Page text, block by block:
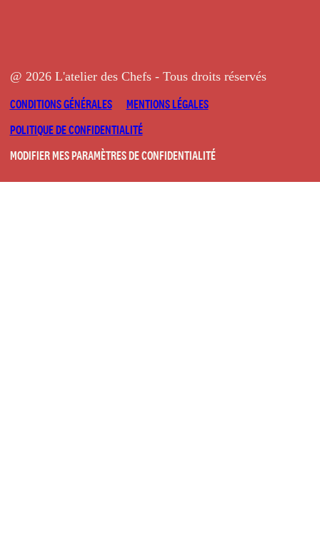
@ 2026 L'atelier des Chefs - Tous droits réservés
CONDITIONS GÉNÉRALES
MENTIONS LÉGALES
POLITIQUE DE CONFIDENTIALITÉ
MODIFIER MES PARAMÈTRES DE CONFIDENTIALITÉ